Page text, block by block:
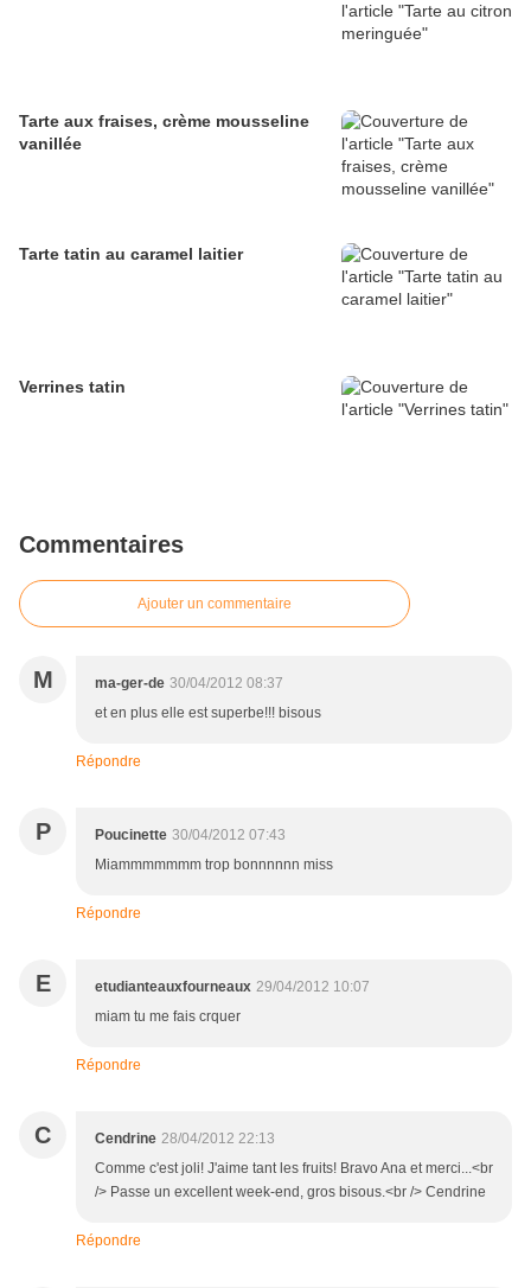
Tarte aux fraises, crème mousseline
vanillée
Tarte tatin au caramel laitier
Verrines tatin
Commentaires
Ajouter un commentaire
M ma-ger-de 30/04/2012 08:37
et en plus elle est superbe!!! bisous
Répondre
P Poucinette 30/04/2012 07:43
Miammmmmmm trop bonnnnnn miss
Répondre
E etudianteauxfourneaux 29/04/2012 10:07
miam tu me fais crquer
Répondre
C Cendrine 28/04/2012 22:13
Comme c'est joli! J'aime tant les fruits! Bravo Ana et merci...<br
/> Passe un excellent week-end, gros bisous.<br /> Cendrine
Répondre